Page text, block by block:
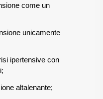
come un
unicamente
ipertensive con
altalenante;